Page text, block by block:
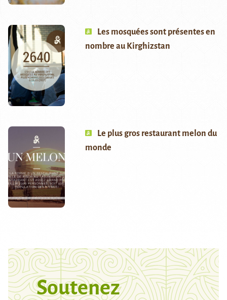
Les mosquées sont présentes en
nombre au Kirghizstan
Le plus gros restaurant melon du
monde
Soutenez